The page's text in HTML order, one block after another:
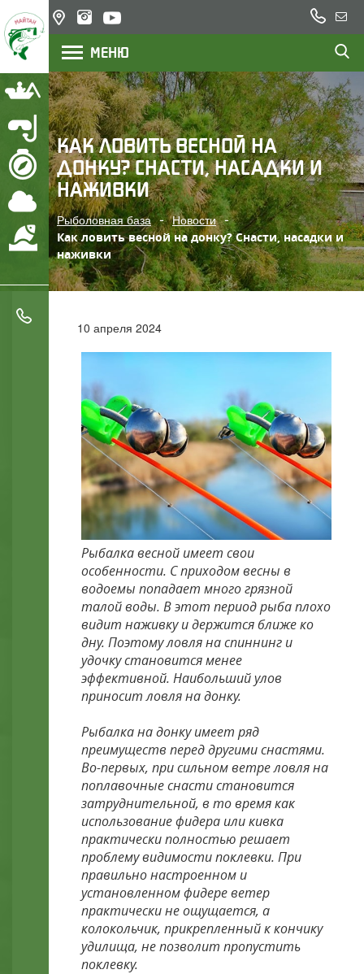
Рыбалка
Подводная охота
Маршрут
Погода
Охрана водоемов
+7 (705) 777 78 05
Казахстан,
озеро
Балхаш,
+7
(777)
200
22
23
нам
МЕНЮ
КАК ЛОВИТЬ ВЕСНОЙ НА
ДОНКУ? СНАСТИ, НАСАДКИ И
НАЖИВКИ
Рыболовная база Новости
Как ловить весной на донку? Снасти, насадки и
наживки
10 апреля 2024
Рыбалка весной имеет свои
особенности. С приходом весны в
водоемы попадает много грязной
талой воды. В этот период рыба плохо
видит наживку и держится ближе ко
дну. Поэтому ловля на спиннинг и
удочку становится менее
эффективной. Наибольший улов
приносит ловля на донку.
Рыбалка на донку имеет ряд
преимуществ перед другими снастями.
Во-первых, при сильном ветре ловля на
поплавочные снасти становится
затруднительной, в то время как
использование фидера или кивка
практически полностью решает
проблему видимости поклевки. При
правильно настроенном и
установленном фидере ветер
практически не ощущается, а
колокольчик, прикрепленный к кончику
удилища, не позволит пропустить
поклевку.